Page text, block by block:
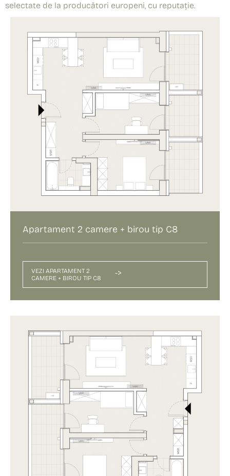
selectate de la producători europeni, cu reputație.
Apartament 2 camere + birou tip C8
VEZI APARTAMENT 2
CAMERE + BIROU TIP C8
->